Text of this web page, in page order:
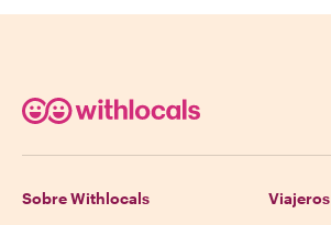
Sobre Withlocals Viajeros